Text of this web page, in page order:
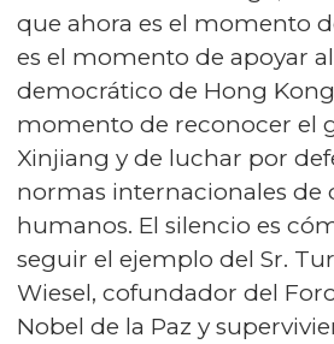
que ahora es el momento
es el momento de apoyar
democrático de Hong
momento de reconocer el
Xinjiang y de luchar por
normas internacionales de
humanos. El silencio es
seguir el ejemplo del Sr.
Wiesel, cofundador del
Nobel de la Paz y